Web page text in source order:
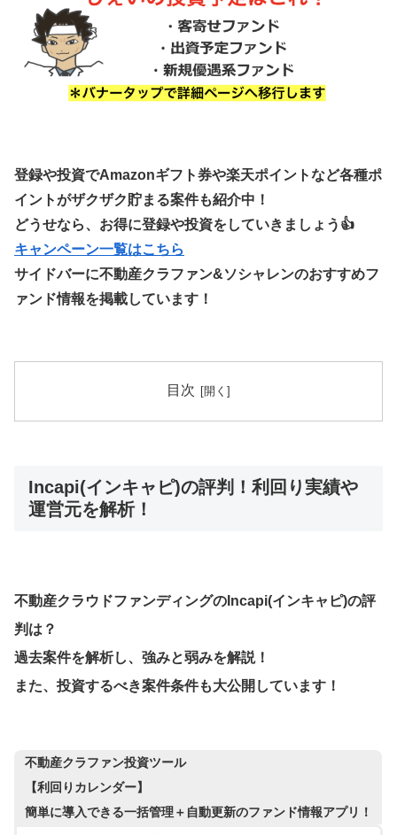
登録や投資でAmazonギフト券や楽天ポイントなど各種ポ
イントがザクザク貯まる案件も紹介中！
どうせなら、お得に登録や投資をしていきましょう👍
キャンペーン一覧はこちら
サイドバーに不動産クラファン&ソシャレンのおすすめフ
ァンド情報を掲載しています！
目次
Incapi(インキャピ)の評判！利回り実績や
運営元を解析！
不動産クラウドファンディングのIncapi(インキャピ)の評
判は？
過去案件を解析し、強みと弱みを解説！
また、投資するべき案件条件も大公開しています！
不動産クラファン投資ツール
【利回りカレンダー】
簡単に導入できる一括管理＋自動更新のファンド情報アプリ！